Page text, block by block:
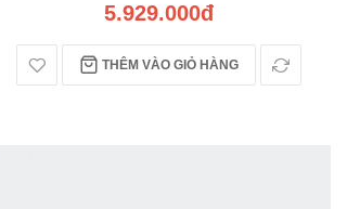
5.929.000đ
THÊM VÀO GIỎ HÀNG